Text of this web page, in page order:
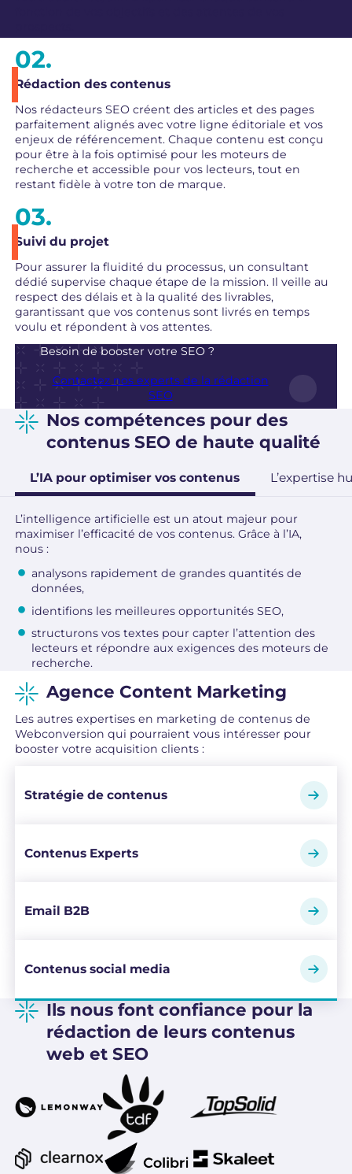
Rédaction des contenus
Nos rédacteurs SEO créent des articles et des pages
parfaitement alignés avec votre ligne éditoriale et vos
enjeux de référencement. Chaque contenu est conçu
pour être à la fois optimisé pour les moteurs de
recherche et accessible pour vos lecteurs, tout en
restant fidèle à votre ton de marque.
Suivi du projet
Pour assurer la fluidité du processus, un consultant
dédié supervise chaque étape de la mission. Il veille au
respect des délais et à la qualité des livrables,
garantissant que vos contenus sont livrés en temps
voulu et répondent à vos attentes.
Besoin de booster votre SEO ?
Contactez nos experts de la rédaction
SEO
Nos compétences pour des
contenus SEO de haute qualité
L’IA pour optimiser vos contenus L’expertise
L’intelligence artificielle est un atout majeur pour
maximiser l’efficacité de vos contenus. Grâce à l’IA,
nous :
analysons rapidement de grandes quantités de
données,
identifions les meilleures opportunités SEO,
structurons vos textes pour capter l’attention des
lecteurs et répondre aux exigences des moteurs de
recherche.
Agence Content Marketing
Les autres expertises en marketing de contenus de
Webconversion qui pourraient vous intéresser pour
booster votre acquisition clients :
Stratégie de contenus
Contenus Experts
Email B2B
Contenus social media
Ils nous font confiance pour la
rédaction de leurs contenus
web et SEO